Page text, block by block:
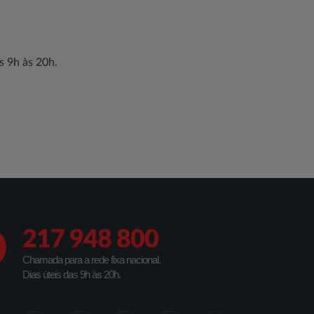
9h às 20h.
217 948 800
Chamada para a rede fixa nacional.
Dias úteis das 9h às 20h.